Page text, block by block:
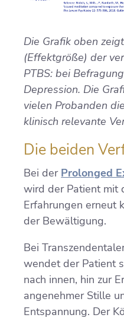
Die Grafik oben
(Effektgröße) der
PTBS: bei
Depression. Die
vielen Probanden
klinisch relevante
Die beiden
Bei der Prolonged
wird der Patient mit
Erfahrungen erneut
der Bewältigung.
Bei
wendet der Patient
nach innen, hin zur
angenehmer Stille
Entspannung. Der